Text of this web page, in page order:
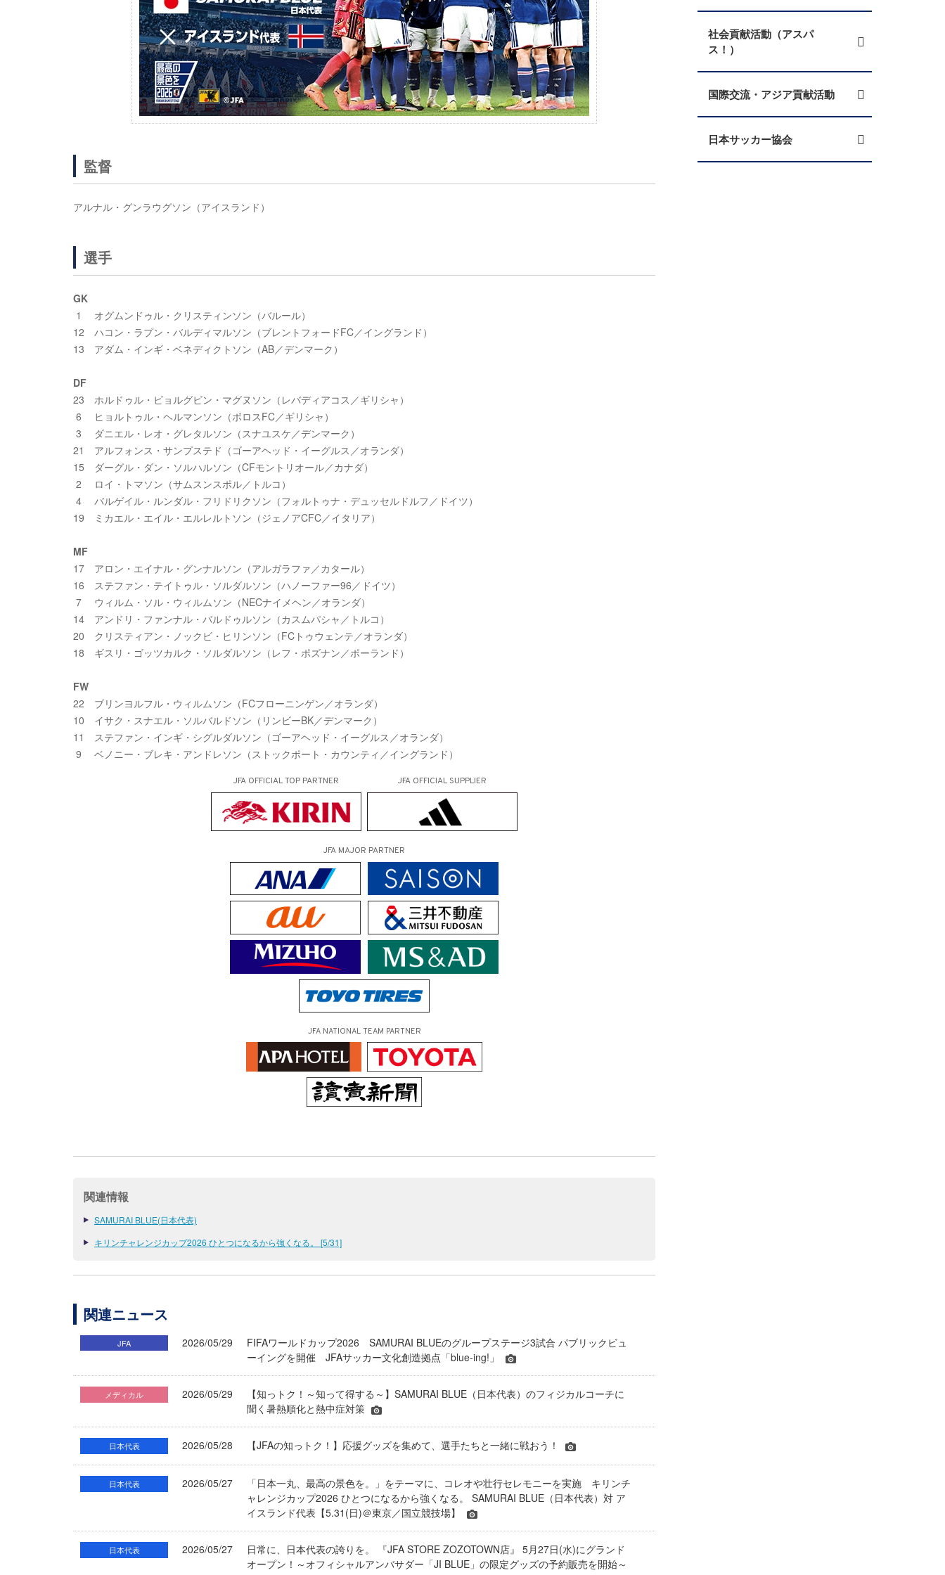
監督
アルナル・グンラウグソン（アイスランド）
選手
GK
1 オグムンドゥル・クリスティンソン（バルール）
12 ハコン・ラプン・バルディマルソン（ブレントフォードFC／イングランド）
13 アダム・インギ・ベネディクトソン（AB／デンマーク）
DF
23 ホルドゥル・ビョルグビン・マグヌソン（レバディアコス／ギリシャ）
6 ヒョルトゥル・ヘルマンソン（ボロスFC／ギリシャ）
3 ダニエル・レオ・グレタルソン（スナユスケ／デンマーク）
21 アルフォンス・サンプステド（ゴーアヘッド・イーグルス／オランダ）
15 ダーグル・ダン・ソルハルソン（CFモントリオール／カナダ）
2 ロイ・トマソン（サムスンスポル／トルコ）
4 バルゲイル・ルンダル・フリドリクソン（フォルトゥナ・デュッセルドルフ／ドイツ）
19 ミカエル・エイル・エルレルトソン（ジェノアCFC／イタリア）
MF
17 アロン・エイナル・グンナルソン（アルガラファ／カタール）
16 ステファン・テイトゥル・ソルダルソン（ハノーファー96／ドイツ）
7 ウィルム・ソル・ウィルムソン（NECナイメヘン／オランダ）
14 アンドリ・ファンナル・バルドゥルソン（カスムパシャ／トルコ）
20 クリスティアン・ノックビ・ヒリンソン（FCトゥウェンテ／オランダ）
18 ギスリ・ゴッツカルク・ソルダルソン（レフ・ポズナン／ポーランド）
FW
22 ブリンヨルフル・ウィルムソン（FCフローニンゲン／オランダ）
10 イサク・スナエル・ソルバルドソン（リンビーBK／デンマーク）
11 ステファン・インギ・シグルダルソン（ゴーアヘッド・イーグルス／オランダ）
9 ベノニー・ブレキ・アンドレソン（ストックポート・カウンティ／イングランド）
JFA OFFICIALTOP PARTNER JFA OFFICIAL SUPPLIER
JFA MAJOR PARTNER
JFA NATIONAL TEAM PARTNER
関連情報
SAMURAI BLUE(日本代表)
キリンチャレンジカップ2026 ひとつになるから強くなる。 [5/31]
関連ニュース
JFA 2026/05/29
FIFAワールドカップ2026 SAMURAI BLUEのグループステージ3試合 パブリックビュ
ーイングを開催 JFAサッカー文化創造拠点「blue-ing!」
メディカル 2026/05/29
【知っトク！～知って得する～】SAMURAI BLUE（日本代表）のフィジカルコーチに
聞く暑熱順化と熱中症対策
日本代表 2026/05/28 【JFAの知っトク！】応援グッズを集めて、選手たちと一緒に戦おう！
日本代表 2026/05/27
「日本一丸、最高の景色を。」をテーマに、コレオや壮行セレモニーを実施 キリンチ
ャレンジカップ2026 ひとつになるから強くなる。 SAMURAI BLUE（日本代表）対 ア
イスランド代表【5.31(日)＠東京／国立競技場】
日本代表 2026/05/27
日常に、日本代表の誇りを。 『JFA STORE ZOZOTOWN店』 5月27日(水)にグランド
オープン！～オフィシャルアンバサダー「JI BLUE」の限定グッズの予約販売を開始～
社会貢献活動（アスパ
ス！）
国際交流・アジア貢献活動
日本サッカー協会